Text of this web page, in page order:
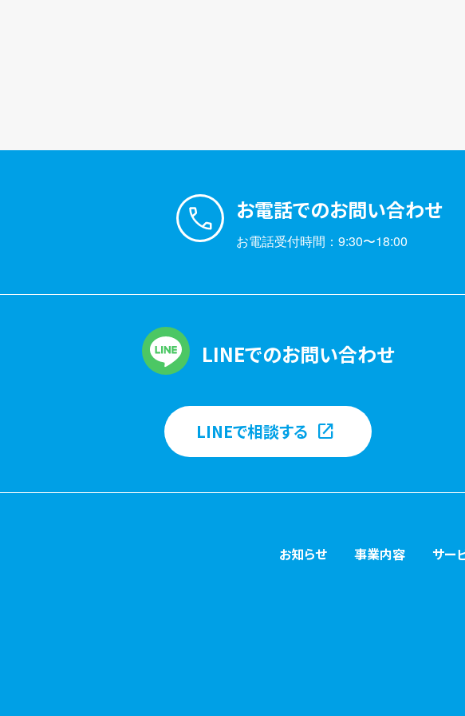
お電話でのお問い合わせ
お電話受付時間：9:30〜18:00
LINEでのお問い合わせ
LINEで相談する
お知らせ 事業内容 サー